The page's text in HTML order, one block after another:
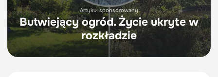
Artykuł sponsorowany
Butwiejący ogród. Życie ukryte w
rozkładzie